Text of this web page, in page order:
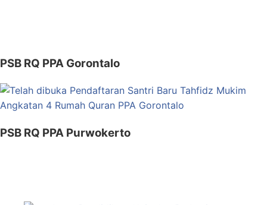
PSB RQ PPA Gorontalo
PSB RQ PPA Purwokerto